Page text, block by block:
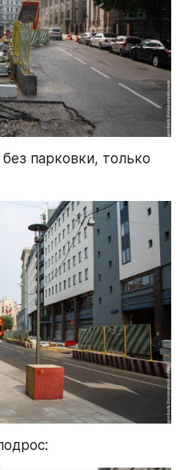
парковки, только